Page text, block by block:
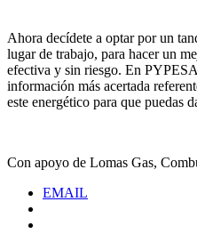
Ahora decídete a optar por un
lugar de trabajo, para hacer un
efectiva y sin riesgo. En
información más acertada
este energético para que puedas
Con apoyo de Lomas Gas,
EMAIL